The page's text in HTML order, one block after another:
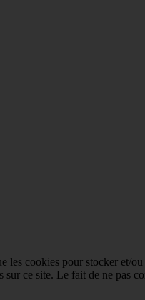
cookies pour stocker et/
ce site. Le fait de ne pas